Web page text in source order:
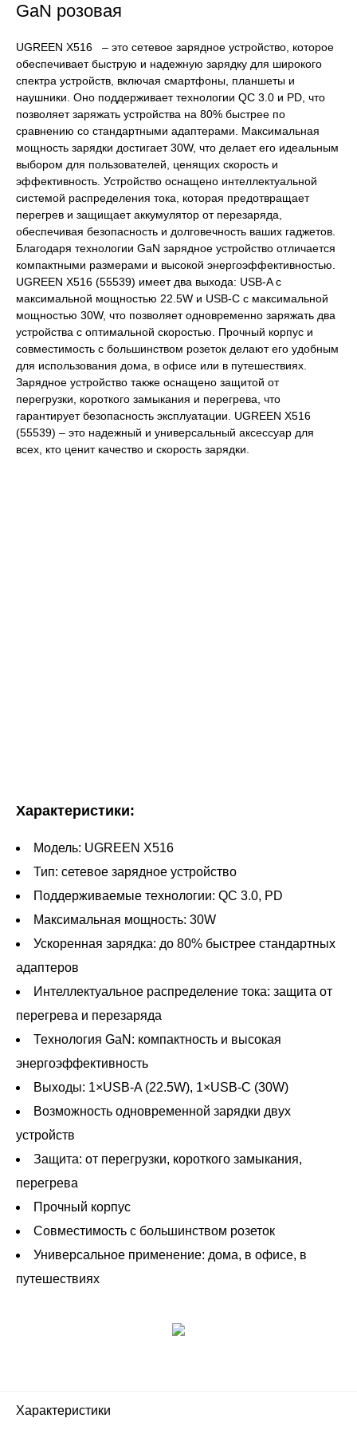
GaN розовая
UGREEN X516 – это сетевое зарядное устройство, которое
обеспечивает быструю и надежную зарядку для широкого
спектра устройств, включая смартфоны, планшеты и
наушники. Оно поддерживает технологии QC 3.0 и PD, что
позволяет заряжать устройства на 80% быстрее по
сравнению со стандартными адаптерами. Максимальная
мощность зарядки достигает 30W, что делает его идеальным
выбором для пользователей, ценящих скорость и
эффективность. Устройство оснащено интеллектуальной
системой распределения тока, которая предотвращает
перегрев и защищает аккумулятор от перезаряда,
обеспечивая безопасность и долговечность ваших гаджетов.
Благодаря технологии GaN зарядное устройство отличается
компактными размерами и высокой энергоэффективностью.
UGREEN X516 (55539) имеет два выхода: USB-A с
максимальной мощностью 22.5W и USB-C с максимальной
мощностью 30W, что позволяет одновременно заряжать два
устройства с оптимальной скоростью. Прочный корпус и
совместимость с большинством розеток делают его удобным
для использования дома, в офисе или в путешествиях.
Зарядное устройство также оснащено защитой от
перегрузки, короткого замыкания и перегрева, что
гарантирует безопасность эксплуатации. UGREEN X516
(55539) – это надежный и универсальный аксессуар для
всех, кто ценит качество и скорость зарядки.
Характеристики:
Модель: UGREEN X516
Тип: сетевое зарядное устройство
Поддерживаемые технологии: QC 3.0, PD
Максимальная мощность: 30W
Ускоренная зарядка: до 80% быстрее стандартных
адаптеров
Интеллектуальное распределение тока: защита от
перегрева и перезаряда
Технология GaN: компактность и высокая
энергоэффективность
Выходы: 1×USB-A (22.5W), 1×USB-C (30W)
Возможность одновременной зарядки двух
устройств
Защита: от перегрузки, короткого замыкания,
перегрева
Прочный корпус
Совместимость с большинством розеток
Универсальное применение: дома, в офисе, в
путешествиях
Характеристики